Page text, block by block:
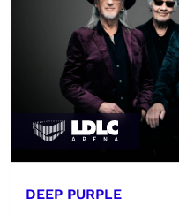
DEEP PURPLE